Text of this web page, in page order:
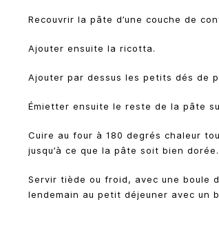
Recouvrir la pâte d’une couche de
Ajouter ensuite la ricotta.
Ajouter par dessus les petits dés de
Émietter ensuite le reste de la pâte
Cuire au four à 180 degrés chaleur
jusqu’à ce que la pâte soit bien dorée.
Servir tiède ou froid, avec une boule
lendemain au petit déjeuner avec un